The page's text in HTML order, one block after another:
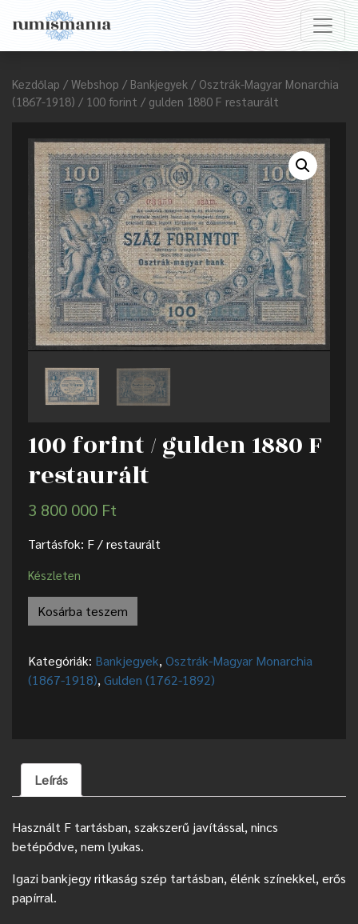
Kezdőlap / Webshop / Bankjegyek / Osztrák-Magyar Monarchia
(1867-1918) / 100 forint / gulden 1880 F restaurált
100 forint / gulden 1880 F
restaurált
3 800 000 Ft
Tartásfok: F / restaurált
Készleten
Kosárba teszem
Kategóriák: Bankjegyek, Osztrák-Magyar Monarchia
(1867-1918), Gulden (1762-1892)
Leírás
Használt F tartásban, szakszerű javítással, nincs
betépődve, nem lyukas.
Igazi bankjegy ritkaság szép tartásban, élénk színekkel, erős
papírral.